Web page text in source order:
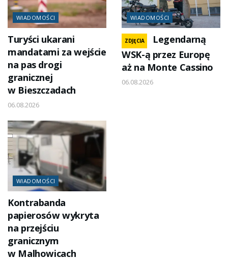
WIADOMOŚCI
Turyści ukarani
mandatami za wejście
na pas drogi
granicznej
w Bieszczadach
06.08.2026
WIADOMOŚCI
ZDJĘCIA
Legendarną
WSK-ą przez Europę
aż na Monte Cassino
06.08.2026
WIADOMOŚCI
Kontrabanda
papierosów wykryta
na przejściu
granicznym
w Malhowicach